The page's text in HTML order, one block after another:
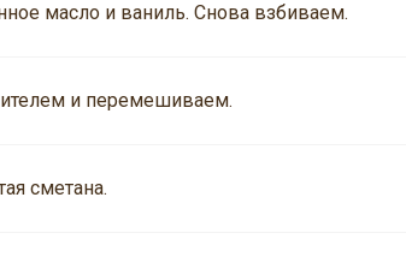
масло и ваниль. Снова взбиваем.
и перемешиваем.
сметана.